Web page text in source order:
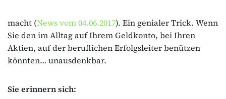
macht (News vom 04.06.2017). Ein genialer Trick. Wenn
Sie den im Alltag auf Ihrem Geldkonto, bei Ihren
Aktien, auf der beruflichen Erfolgsleiter benützen
könnten… unausdenkbar.
Sie erinnern sich: